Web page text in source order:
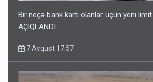
Bir neçə bank kartı olanlar üçün yeni limit
AÇIQLANDI
7 Avqust 17:57